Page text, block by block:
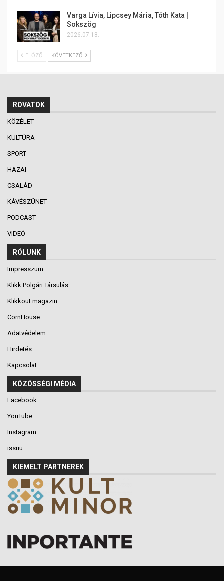
Varga Lívia, Lipcsey Mária, Tóth Kata |
Sokszög
2026.07.18.
ELŐZŐ KÖVETKEZŐ
ROVATOK
KÖZÉLET
KULTÚRA
SPORT
HAZAI
CSALÁD
KÁVÉSZÜNET
PODCAST
VIDEÓ
RÓLUNK
Impresszum
Klikk Polgári Társulás
Klikkout magazin
CornHouse
Adatvédelem
Hirdetés
Kapcsolat
KÖZÖSSÉGI MÉDIA
Facebook
YouTube
Instagram
issuu
KIEMELT PARTNEREK